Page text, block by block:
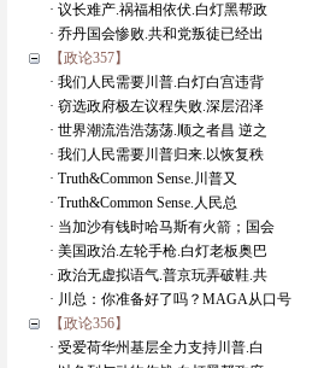
· 议长难产.祸福相依伏.白灯黑帮政
· 乔丹国会惨败.共和党叛徒已经出
【政论357】
· 我们人民需要川普.白灯白宫违背
· 窃选政府极左议程失败.深层沼泽
· 世界潮流浩浩荡荡.顺之者昌 逆之
· 我们人民需要川普归来.以恢复秩
· Truth&Common Sense.川普又
· Truth&Common Sense.人民总
· 当加沙有钱时哈马斯有火箭；国会
· 美国政治.左轮手枪.白灯老板奥巴
· 政治无虚拟语气.普京玩弄破鞋.共
· 川总：你准备好了吗？MAGA从口号
【政论356】
· 受爱荷华州基层全力支持川普.白